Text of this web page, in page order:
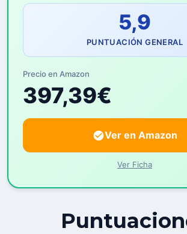
5,9
PUNTUACIÓN GENERAL
Precio en Amazon
397,39€
Ver en Amazon
Ver Ficha